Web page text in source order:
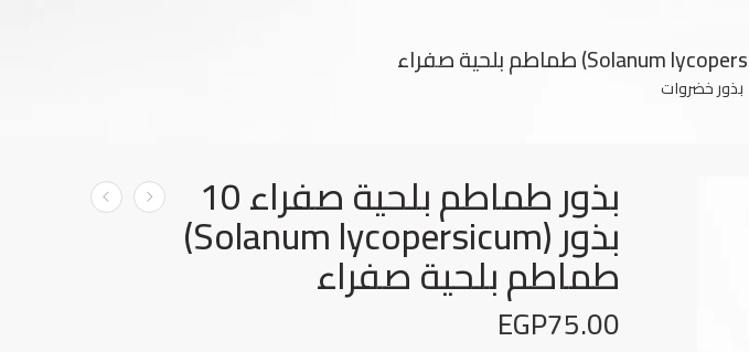
بذور خضروات
بذور طماطم بلحية صفراء 10
بذور (Solanum lycopersicum)
طماطم بلحية صفراء
EGP75.00